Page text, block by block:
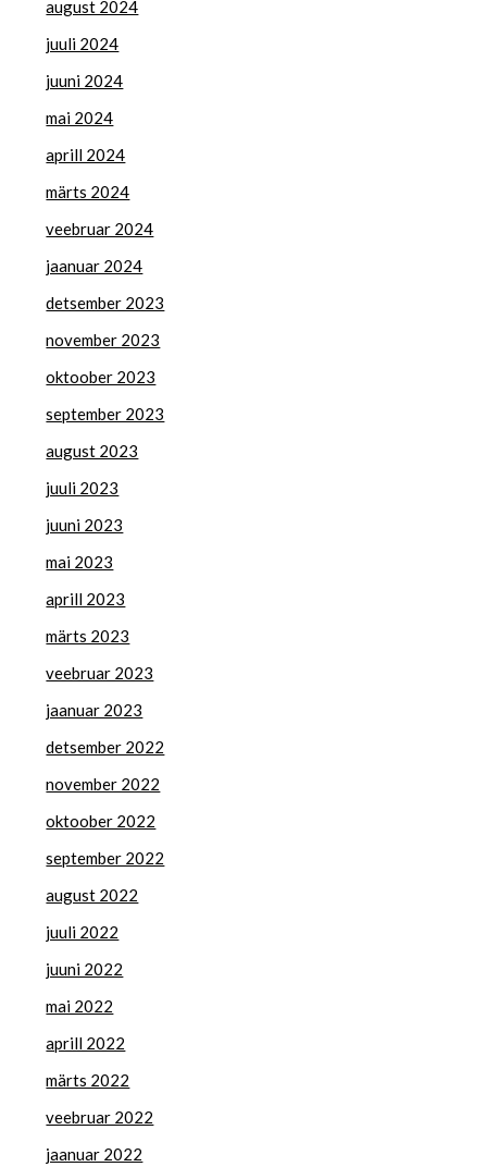
august 2024
juuli 2024
juuni 2024
mai 2024
aprill 2024
märts 2024
veebruar 2024
jaanuar 2024
detsember 2023
november 2023
oktoober 2023
september 2023
august 2023
juuli 2023
juuni 2023
mai 2023
aprill 2023
märts 2023
veebruar 2023
jaanuar 2023
detsember 2022
november 2022
oktoober 2022
september 2022
august 2022
juuli 2022
juuni 2022
mai 2022
aprill 2022
märts 2022
veebruar 2022
jaanuar 2022